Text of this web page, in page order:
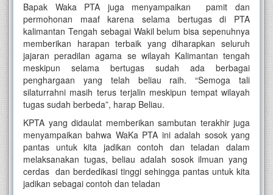
Bapak Waka PTA juga menyampaikan pamit dan
permohonan maaf karena selama bertugas di PTA
kalimantan Tengah sebagai Wakil belum bisa sepenuhnya
memberikan harapan terbaik yang diharapkan seluruh
jajaran peradilan agama se wilayah Kalimantan tengah
meskipun selama bertugas sudah ada berbagai
penghargaan yang telah beliau raih. “Semoga tali
silaturrahni masih terus terjalin meskipun tempat wilayah
tugas sudah berbeda”, harap Beliau.
KPTA yang didaulat memberikan sambutan terakhir juga
menyampaikan bahwa WaKa PTA ini adalah sosok yang
pantas untuk kita jadikan contoh dan teladan dalam
melaksanakan tugas, beliau adalah sosok ilmuan yang
cerdas dan berdedikasi tinggi sehingga pantas untuk kita
jadikan sebagai contoh dan teladan